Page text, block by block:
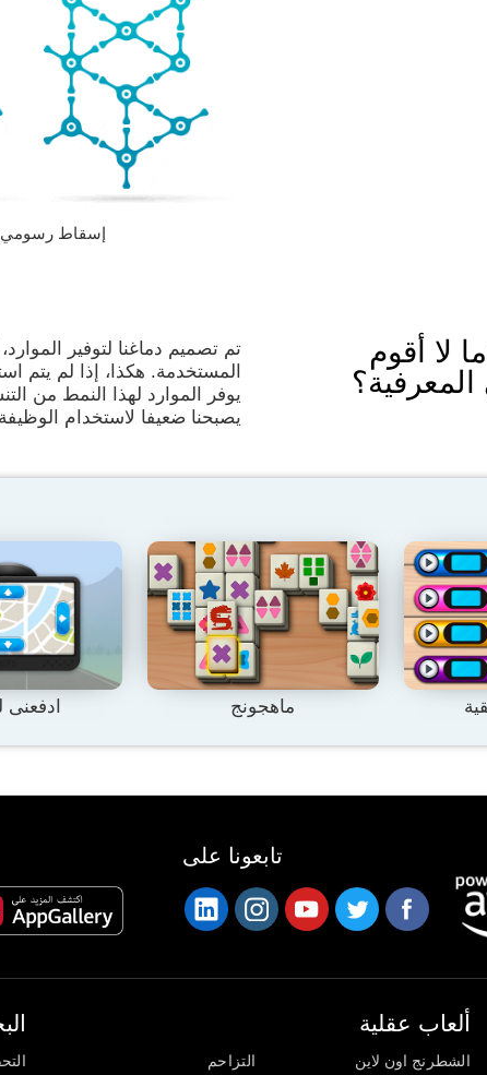
إسقاط رسومي
لا أقوم
تم تصميم دماغنا لتوفير
المستخدمة. هكذا، إذا لم يتم
يوفر الموارد لهذا النمط من
يصبحنا ضعيفا لاستخدام
ماهجونج ادفعنى
تابعونا على
ألعاب عقلية
الشطرنج اون لاين التزاحم